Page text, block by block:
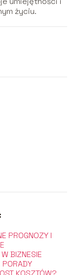
życiu.
PROGNOZY I
BIZNESIE